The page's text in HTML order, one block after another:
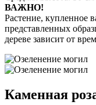
ВАЖНО!
Растение, купленное
представленных
дереве зависит от
Каменная